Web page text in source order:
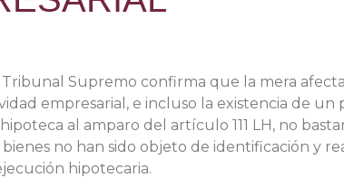
Tribunal Supremo confirma que la mera
empresarial, e incluso la existencia de un
al amparo del artículo 111 LH, no
no han sido objeto de identificación y
hipotecaria.